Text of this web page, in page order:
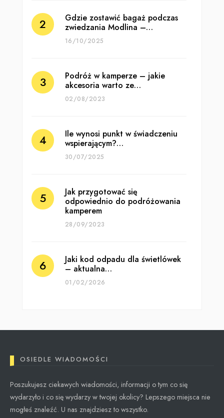
Gdzie zostawić bagaż podczas
zwiedzania Modlina –…
16/10/2025
Podróż w kamperze – jakie
akcesoria warto ze…
02/08/2023
Ile wynosi punkt w świadczeniu
wspierającym?…
30/07/2025
Jak przygotować się
odpowiednio do podróżowania
kamperem
28/09/2023
Jaki kod odpadu dla świetlówek
– aktualna…
01/02/2026
OSIEDLE WIADOMOŚCI
Poszukujesz ciekawych wiadomości, informacji o tym co się
wydarzyło i co się wydarzy w twojej okolicy? Lepszego miejsca nie
mogłeś znaleźć. U nas znajdziesz to wszystko.